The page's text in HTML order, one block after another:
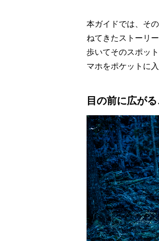
本ガイドでは、そ
ねてきたストーリ
歩いてそのスポッ
マホをポケットに
目の前に広が